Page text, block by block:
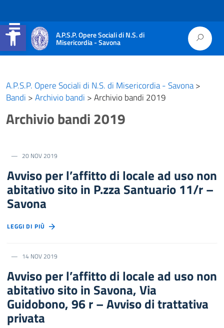
Apri la barra degli strumenti
A.P.S.P. Opere Sociali di N.S. di
Misericordia - Savona
A.P.S.P. Opere Sociali di N.S. di Misericordia - Savona>
Bandi > Archivio bandi > Archivio bandi 2019
Archivio bandi 2019
20 NOV 2019
Avviso per l’affitto di locale ad uso non
abitativo sito in P.zza Santuario 11/r –
Savona
LEGGI DI PIÙ
14 NOV 2019
Avviso per l’affitto di locale ad uso non
abitativo sito in Savona, Via
Guidobono, 96 r – Avviso di trattativa
privata